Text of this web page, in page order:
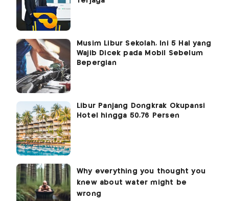
Musim Libur Sekolah, Ini 5 Hal yang
Wajib Dicek pada Mobil Sebelum
Bepergian
Libur Panjang Dongkrak Okupansi
Hotel hingga 50,76 Persen